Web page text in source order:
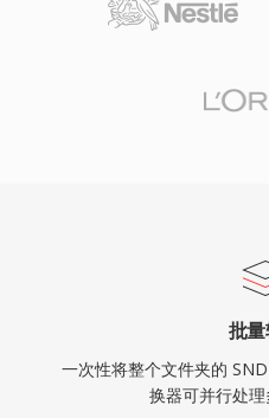
批
一次性将整个文件夹的
换器可并行处理